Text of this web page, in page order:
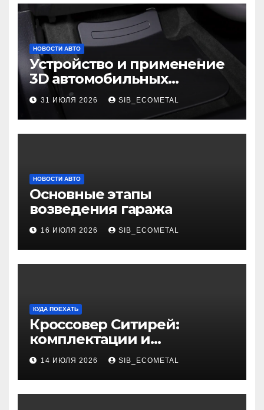
НОВОСТИ АВТО
Устройство и применение
3D автомобильных
ковриков
31 ИЮЛЯ 2026 SIB_ECOMETAL
НОВОСТИ АВТО
Основные этапы
возведения гаража
16 ИЮЛЯ 2026 SIB_ECOMETAL
КУДА ПОЕХАТЬ
Кроссовер Ситирей:
комплектации и
характеристики
14 ИЮЛЯ 2026 SIB_ECOMETAL